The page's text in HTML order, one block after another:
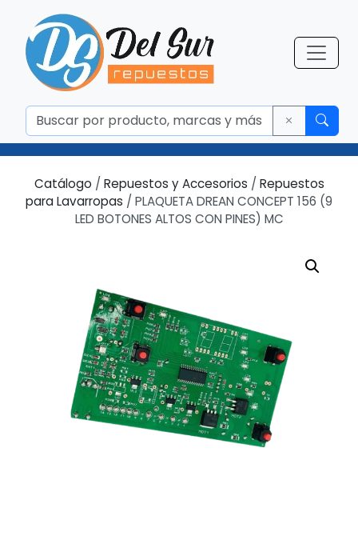
Catálogo / Repuestos y Accesorios / Repuestos
para Lavarropas / PLAQUETA DREAN CONCEPT 156 (9
LED BOTONES ALTOS CON PINES) MC